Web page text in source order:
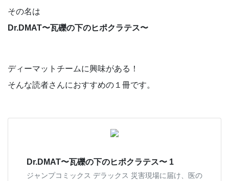
その名は
Dr.DMAT〜瓦礫の下のヒポクラテス〜
ディーマットチームに興味がある！
そんな読者さんにおすすめの１冊です。
Dr.DMAT〜瓦礫の下のヒポクラテス〜 1
ジャンプコミックス デラックス 災害現場に届け、医の